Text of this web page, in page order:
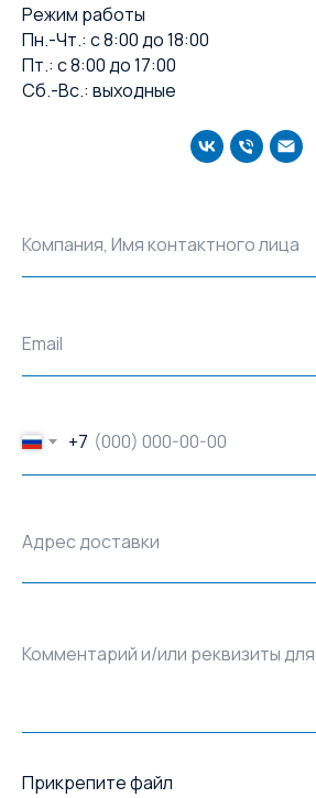
Режим работы
Пн.-Чт.: с 8:00 до 18:00
Пт.: с 8:00 до 17:00
Сб.-Вс.: выходные
Компания, Имя контактного лица
Email
+7
Адрес доставки
Прикрепите файл